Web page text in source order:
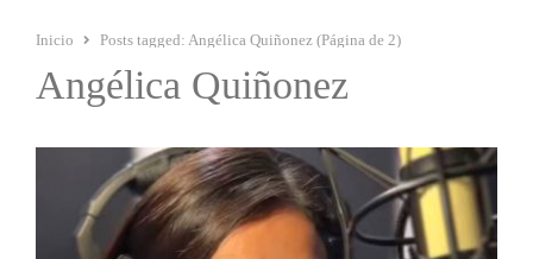
Inicio Posts tagged: Angélica Quiñonez (Página de 2)
Angélica Quiñonez